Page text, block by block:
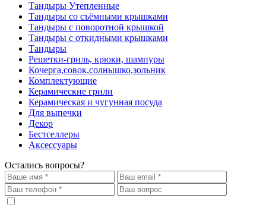
Тандыры Утепленные
Тандыры со съёмными крышками
Тандыры с поворотной крышкой
Тандыры с откидными крышками
Тандыры
Решетки-гриль, крюки, шампуры
Кочерга,совок,солнышко,зольник
Комплектующие
Керамические грили
Керамическая и чугунная посуда
Для выпечки
Декор
Бестселлеры
Аксессуары
Остались вопросы?